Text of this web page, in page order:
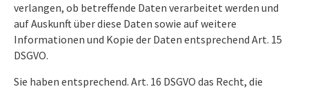
verlangen, ob betreffende Daten verarbeitet werden und
auf Auskunft über diese Daten sowie auf weitere
Informationen und Kopie der Daten entsprechend Art. 15
DSGVO.
Sie haben entsprechend. Art. 16 DSGVO das Recht, die